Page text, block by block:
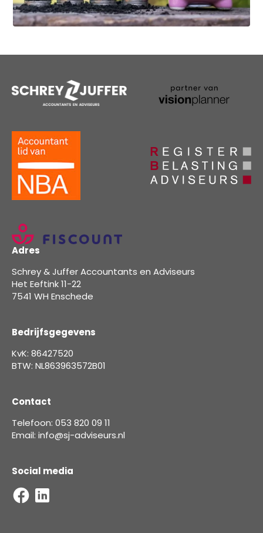
Adres
Schrey & Juffer Accountants en Adviseurs
Het Eeftink 11-22
7541 WH Enschede
Bedrijfsgegevens
KvK: 86427520
BTW: NL863963572B01
Contact
Telefoon: 053 820 09 11
Email: info@sj-adviseurs.nl
Social media